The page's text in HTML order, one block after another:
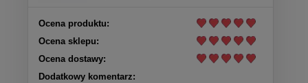
Ocena produktu:
Ocena sklepu:
Ocena dostawy:
Dodatkowy komentarz: